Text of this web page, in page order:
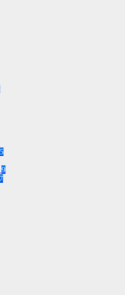
5
9
7